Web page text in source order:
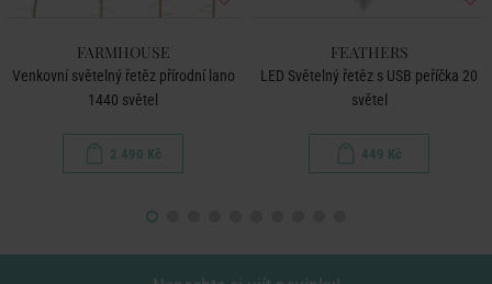
FARMHOUSE
Venkovní světelný řetěz přírodní lano
1440 světel
2 490 Kč
FEATHERS
LED Světelný řetěz s USB peříčka 20
světel
449 Kč